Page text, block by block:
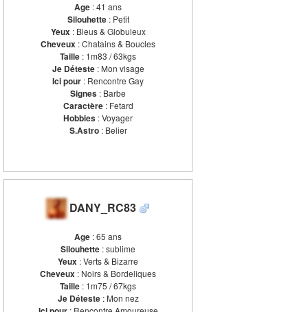
Age : 41 ans
Silouhette: Petit
Yeux : Bleus & Globuleux
Cheveux : Chatains & Boucles
Taille : 1m83 / 63kgs
Je Déteste: Mon visage
Ici pour : Rencontre Gay
Signes : Barbe
Caractère: Fetard
Hobbies : Voyager
S.Astro: Belier
DANY_RC83
Age : 65 ans
Silouhette : sublime
Yeux : Verts & Bizarre
Cheveux : Noirs & Bordeliques
Taille : 1m75 / 67kgs
Je Déteste: Mon nez